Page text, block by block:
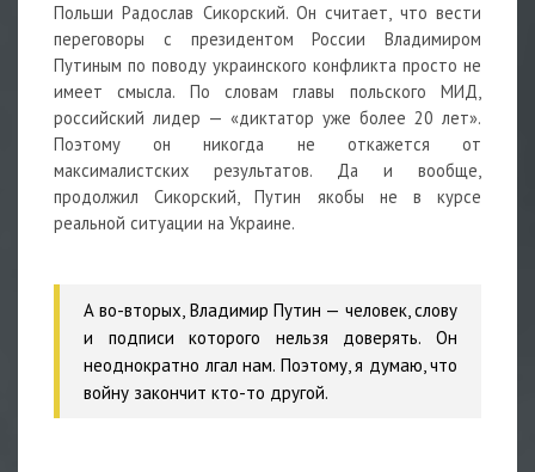
Польши Радослав Сикорский. Он считает, что вести
переговоры с президентом России Владимиром
Путиным по поводу украинского конфликта просто не
имеет смысла. По словам главы польского МИД,
российский лидер — «диктатор уже более 20 лет».
Поэтому он никогда не откажется от
максималистских результатов. Да и вообще,
продолжил Сикорский, Путин якобы не в курсе
реальной ситуации на Украине.
А во-вторых, Владимир Путин — человек, слову
и подписи которого нельзя доверять. Он
неоднократно лгал нам. Поэтому, я думаю, что
войну закончит кто-то другой.